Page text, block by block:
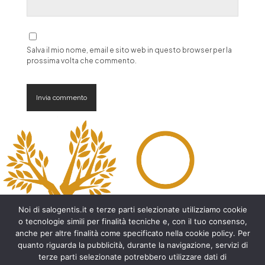
Salva il mio nome, email e sito web in questo browser per la
prossima volta che commento.
A
l
t
e
r
n
a
i
v
e
:
Archeologia del Salento
Noi di salogentis.it e terze parti selezionate utilizziamo cookie
o tecnologie simili per finalità tecniche e, con il tuo consenso,
anche per altre finalità come specificato nella cookie policy. Per
quanto riguarda la pubblicità, durante la navigazione, servizi di
terze parti selezionate potrebbero utilizzare dati di